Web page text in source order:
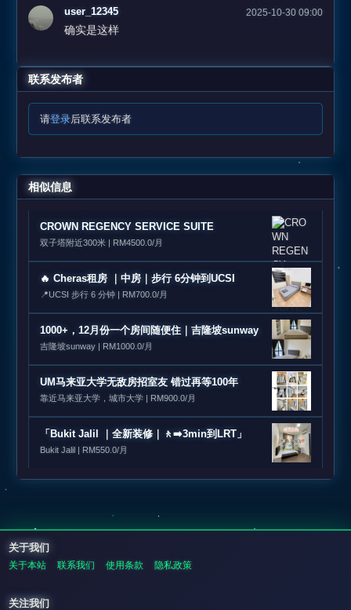
user_12345 2025-10-30 09:00
确实是这样
联系发布者
请登录后联系发布者
相似信息
CROWN REGENCY SERVICE SUITE
双子塔附近300米 | RM4500.0/月
🔥 Cheras租房 ｜中房｜步行 6分钟到UCSI
📍UCSI 步行 6 分钟 | RM700.0/月
1000+，12月份一个房间随便住｜吉隆坡sunway
吉隆坡sunway | RM1000.0/月
UM马来亚大学无敌房招室友 错过再等100年
靠近马来亚大学，城市大学 | RM900.0/月
「Bukit Jalil ｜全新装修｜🚶‍➡️3min到LRT」
Bukit Jalil | RM550.0/月
关于我们
关于本站 联系我们 使用条款 隐私政策
关注我们